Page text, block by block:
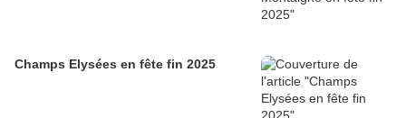
Champs Elysées en fête fin 2025